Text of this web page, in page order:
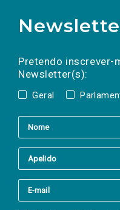
Pretendo inscrever-
Newsletter(s):
Geral
a(s) newsletter(s).
mail